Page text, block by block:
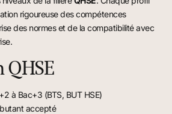
rigoureuse des compétences
des normes et de la compatibilité avec
QHSE
à Bac+3 (BTS, BUT HSE)
accepté